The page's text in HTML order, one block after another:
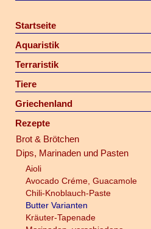
Startseite
Aquaristik
Terraristik
Tiere
Griechenland
Rezepte
Brot & Brötchen
Dips, Marinaden und Pasten
Aioli
Avocado Créme, Guacamole
Chili-Knoblauch-Paste
Butter Varianten
Kräuter-Tapenade